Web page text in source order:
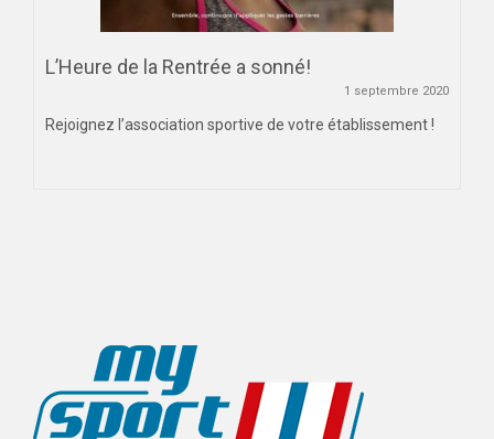
L’Heure de la Rentrée a sonné!
1 septembre 2020
Rejoignez l’association sportive de votre établissement !